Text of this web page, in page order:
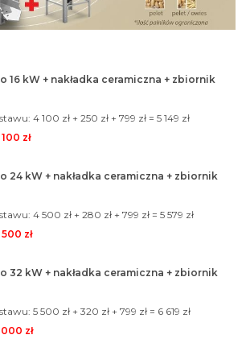
16 kW + nakładka ceramiczna + zbiornik
4 100 zł + 250 zł + 799 zł = 5 149 zł
zł
24 kW + nakładka ceramiczna + zbiornik
4 500 zł + 280 zł + 799 zł = 5 579 zł
zł
32 kW + nakładka ceramiczna + zbiornik
5 500 zł + 320 zł + 799 zł = 6 619 zł
zł